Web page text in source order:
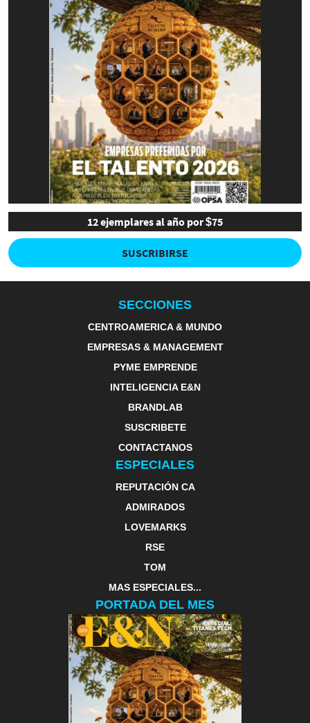
12 ejemplares al año por $75
SUSCRIBIRSE
SECCIONES
CENTROAMERICA & MUNDO
EMPRESAS & MANAGEMENT
PYME EMPRENDE
INTELIGENCIA E&N
BRANDLAB
SUSCRIBETE
CONTACTANOS
ESPECIALES
REPUTACIÓN CA
ADMIRADOS
LOVEMARKS
RSE
TOM
MAS ESPECIALES...
PORTADA DEL MES